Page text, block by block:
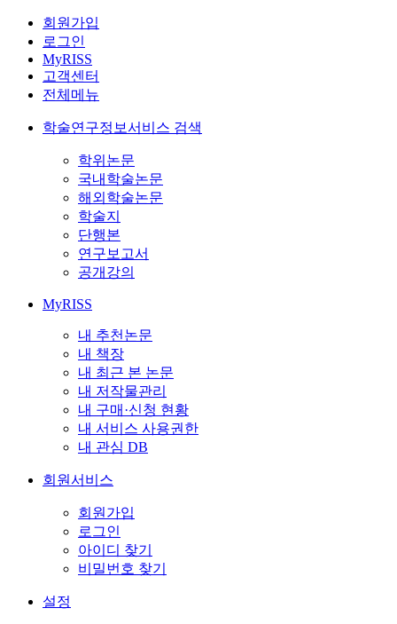
회원가입
로그인
MyRISS
고객센터
전체메뉴
학술연구정보서비스 검색
학위논문
국내학술논문
해외학술논문
학술지
단행본
연구보고서
공개강의
MyRISS
내 추천논문
내 책장
내 최근 본 논문
내 저작물관리
내 구매·신청 현황
내 서비스 사용권한
내 관심 DB
회원서비스
회원가입
로그인
아이디 찾기
비밀번호 찾기
설정